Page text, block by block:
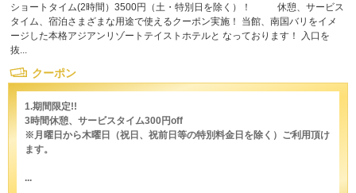
ショートタイム(2時間）3500円（土・特別日を除く）！ 休憩、サービス
タイム、宿泊さまざまな用途で使えるクーポン実施！ 当館、南国バリをイメ
ージした本格アジアンリゾートテイストホテルと なっております！ 入口を
抜...
クーポン
1.期間限定!!
3時間休憩、サービスタイム300円off
※月曜日から木曜日（祝日、祝前日等の特別料金日を除く）ご利用頂け
ます。
...